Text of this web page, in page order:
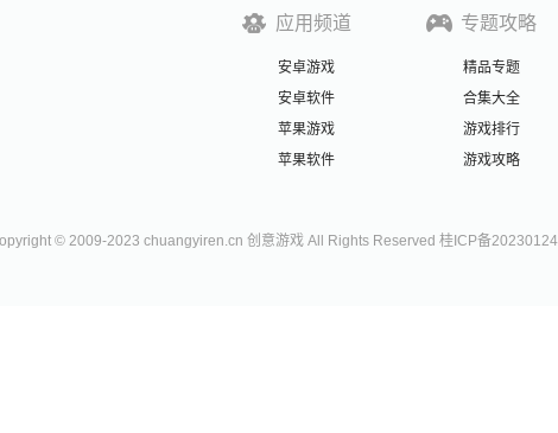
应用频道
安卓游戏
安卓软件
苹果游戏
苹果软件
专题攻略
精品专题
合集大全
游戏排行
游戏攻略
© 2009-2023 chuangyiren.cn 创意游戏 All Rights Reserved 桂ICP备